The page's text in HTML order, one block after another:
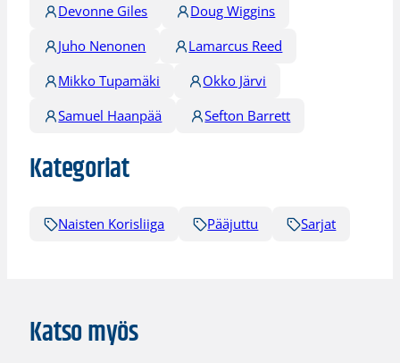
Devonne Giles
Doug Wiggins
Juho Nenonen
Lamarcus Reed
Mikko Tupamäki
Okko Järvi
Samuel Haanpää
Sefton Barrett
Kategoriat
Naisten Korisliiga Pääjuttu Sarjat
Katso myös